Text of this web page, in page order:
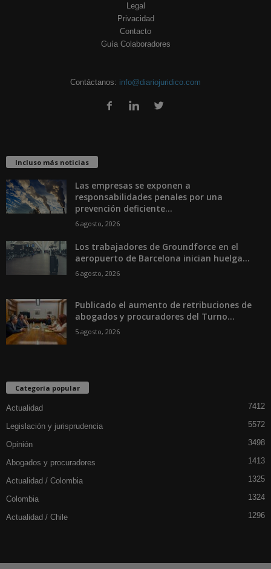
Legal
Privacidad
Contacto
Guía Colaboradores
Contáctanos: info@diariojuridico.com
Incluso más noticias
Las empresas se exponen a
responsabilidades penales por una
prevención deficiente...
6 agosto, 2026
Los trabajadores de Groundforce en el
aeropuerto de Barcelona inician huelga...
6 agosto, 2026
Publicado el aumento de retribuciones de
abogados y procuradores del Turno...
5 agosto, 2026
Categoría popular
Actualidad 7412
Legislación y jurisprudencia 5572
Opinión 3498
Abogados y procuradores 1413
Actualidad / Colombia 1325
Colombia 1324
Actualidad / Chile 1296